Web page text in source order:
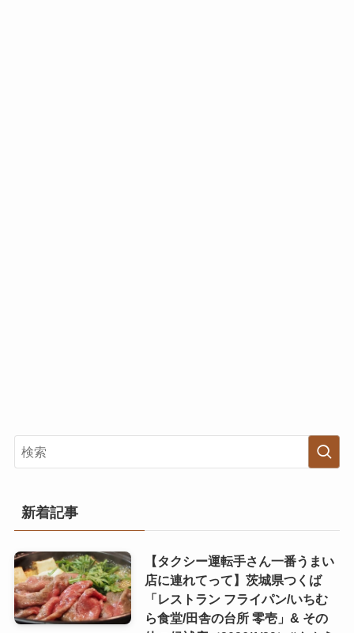
新着記事
【タクシー運転手さん一番うまい
店に連れてって】茨城県つくば
「レストラン フライパン/いちむ
ら食堂/田舎の台所 零壱」& その